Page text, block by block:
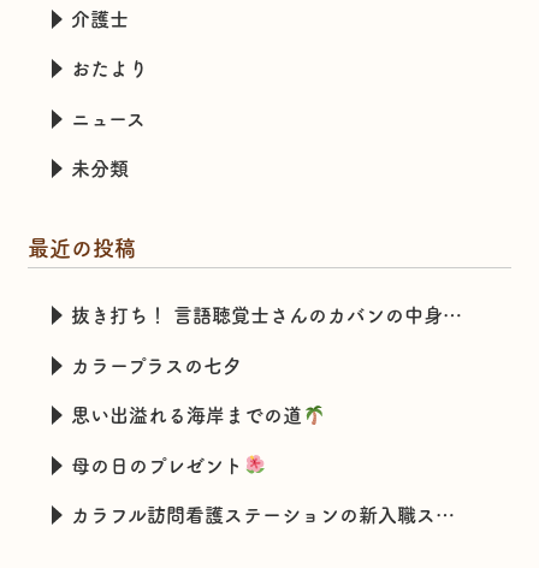
介護士
おたより
ニュース
未分類
最近の投稿
抜き打ち！ 言語聴覚士さんのカバンの中身チェック
カラープラスの七夕
思い出溢れる海岸までの道
母の日のプレゼント
カラフル訪問看護ステーションの新入職スタッフの特技とは・・・